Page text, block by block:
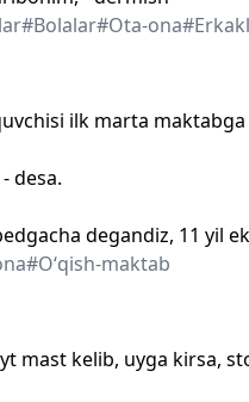
#Bolalar#Ota-ona
ilk marta
desa.
degandiz, 11 yil
#Oʻqish-maktab
mast kelib, uyga kirsa,